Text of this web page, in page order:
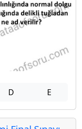
D E